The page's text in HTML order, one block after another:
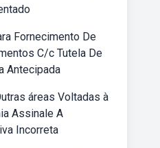
Fornecimento De
C/c Tutela De
Antecipada
áreas Voltadas à
Assinale A
Incorreta